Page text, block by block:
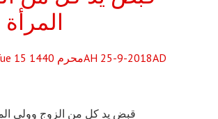
Tue 15 محرم 1440AH 25-9-2018AD